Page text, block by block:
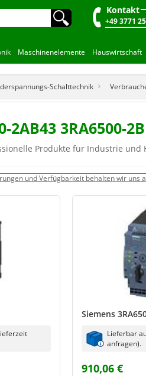
🔍︎ Kontakt
+49 3771
Maschinenelemente Hauswirtschaft
Schalttechnik
3RA6500-
Produkte für Industrie und
und Verfügbarkeit behalten wir uns
Siemens
Lieferbar
anfragen).
910,06 €